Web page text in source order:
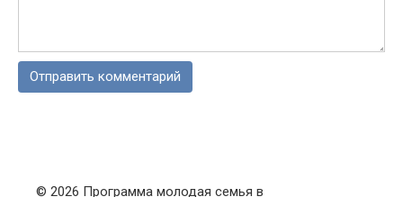
© 2026 Программа молодая семья в